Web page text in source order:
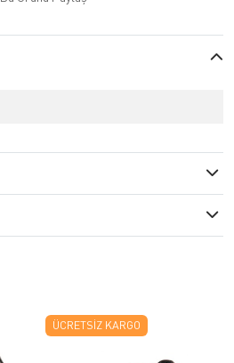
ÜCRETSIZ KARGO